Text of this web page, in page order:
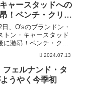
ャースタッドへの
！ベンチ・クリア
、O'sのブランドン・
トン・キャースタッド
に激昂！ベンチ・クリ
2024.07.13
フェルナンド・タ
うやく今季初